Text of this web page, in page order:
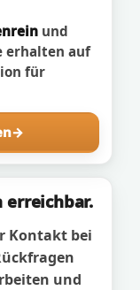
und
erhalten auf
für
erreichbar.
Kontakt bei
und